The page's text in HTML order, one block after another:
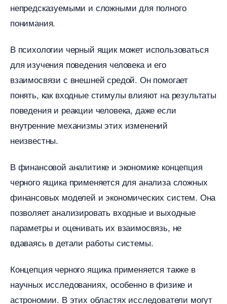
непредсказуемыми и сложными для полного
понимания.​
психологии черный ящик может использоваться
для изучения поведения человека и его
заимосвязи с внешней средой.​ Он помогает
понять, как входные стимулы влияют на результаты
поведения и реакции человека, даже если
нутренние механизмы этих изменений
неизвестны.​
финансовой аналитике и экономике концепция
черного ящика применяется для анализа сложных
финансовых моделей и экономических систем.​ Она
позволяет анализировать входные и выходные
параметры и оценивать их взаимосвязь, не
даваясь в детали работы системы.​
Концепция черного ящика применяется также
научных исследованиях, особенно в физике и
астрономии.​ В этих областях исследователи могут